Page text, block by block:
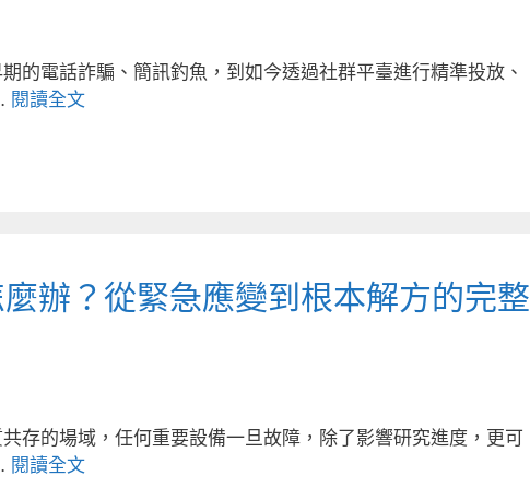
的電話詐騙、簡訊釣魚，到如今透過社群平臺進行精準投放、
閱讀全文
辦？從緊急應變到根本解方的完整
存的場域，任何重要設備一旦故障，除了影響研究進度，更可
閱讀全文